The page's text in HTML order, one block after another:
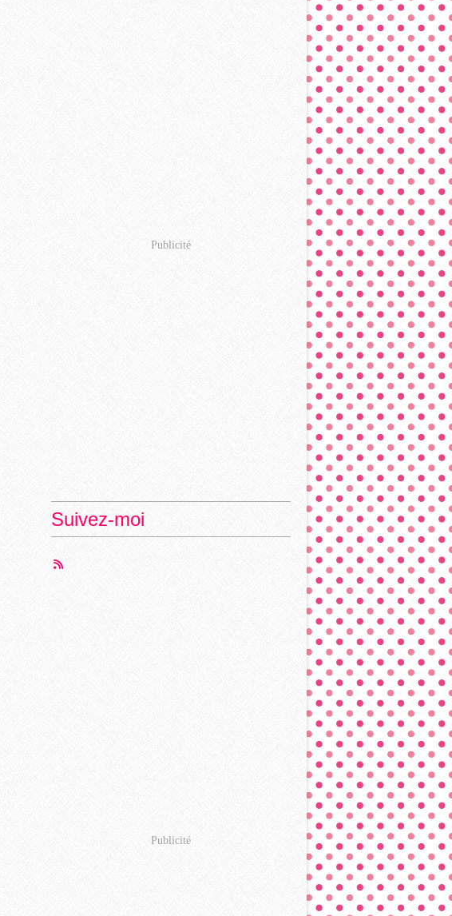
Publicité
Suivez-moi
Publicité